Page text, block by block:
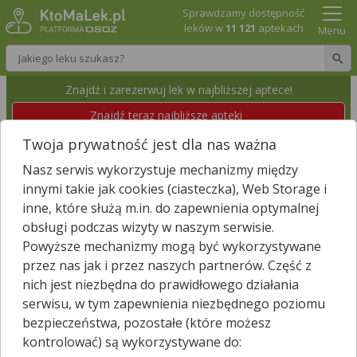
Wpisz nazwę leku
Sprawdzamy dostępność
leków w11 121 aptekach Menu
Znajdź i zarezerwuj lek w najbliższej aptece!
Znajdź teraz najbliższe apteki
APTEKA
Puławy, Norwida 22 Wyświetl numer
Id apteki: 430 245 Dzisiaj czynna08:00 – 20:00
Znajdź leki w okolicy i zarezerwuj
Godziny otwarcia
poniedziałek - piątek
Twoja prywatność jest dla nas ważna
Nasz serwis wykorzystuje mechanizmy między
innymi takie jak cookies (ciasteczka), Web Storage i
inne, które służą m.in. do zapewnienia optymalnej
obsługi podczas wizyty w naszym serwisie.
Powyższe mechanizmy mogą być wykorzystywane
przez nas jak i przez naszych partnerów. Część z
nich jest niezbędna do prawidłowego działania
serwisu, w tym zapewnienia niezbędnego poziomu
bezpieczeństwa, pozostałe (które możesz
kontrolować) są wykorzystywane do: